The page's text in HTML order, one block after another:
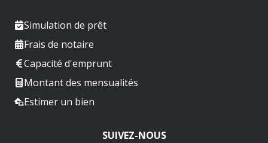
Simulation de prêt
Frais de notaire
Capacité d'emprunt
Montant des mensualités
Estimer un bien
SUIVEZ-NOUS